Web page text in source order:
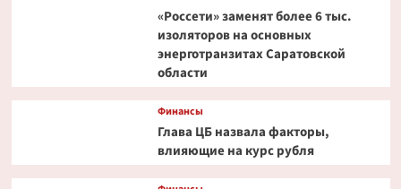
«Россети» заменят более 6 тыс.
изоляторов на основных
энерготранзитах Саратовской
области
Финансы
Глава ЦБ назвала факторы,
влияющие на курс рубля